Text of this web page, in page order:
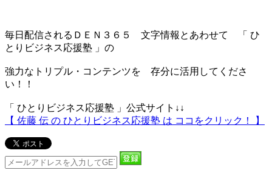
毎日配信されるＤＥＮ３６５ 文字情報とあわせて 「 ひ
とりビジネス応援塾 」の
強力なトリプル・コンテンツを 存分に活用してくださ
い！！
「 ひとりビジネス応援塾 」公式サイト↓↓
【 佐藤 伝 の ひとりビジネス応援塾 は ココをクリック！ 】